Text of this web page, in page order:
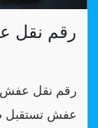
عفش تستقبل